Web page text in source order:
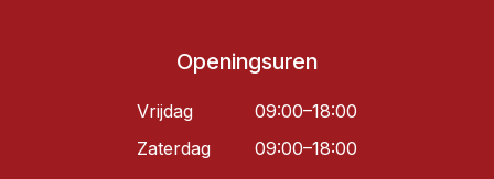
Openingsuren
Vrijdag
09:00–18:00
Zaterdag
09:00–18:00